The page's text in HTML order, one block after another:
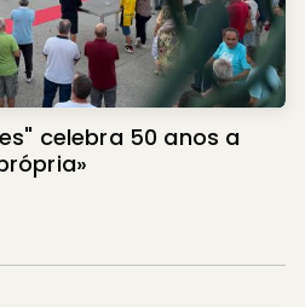
celebra 50 anos a